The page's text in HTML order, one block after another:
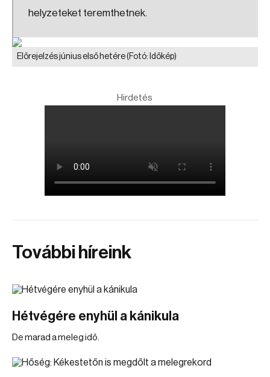
helyzeteket teremthetnek.
Előrejelzés június első hetére(Fotó: Időkép)
Hirdetés
További híreink
Hétvégére enyhül a kánikula
De marad a meleg idő.